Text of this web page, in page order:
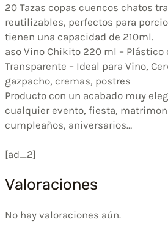
20 Tazas copas cuencos chatos
reutilizables, perfectos para
tienen una capacidad de 210ml.
aso Vino Chikito 220 ml – Plástico
Transparente – Ideal para Vino,
gazpacho, cremas, postres
Producto con un acabado muy
cualquier evento, fiesta,
cumpleaños, aniversarios…
[ad_2]
Valoraciones
No hay valoraciones aún.